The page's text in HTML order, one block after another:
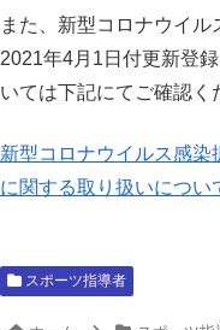
また、新型コロナウイル
2021年4月1日付更新登
いては下記にてご確認く
新型コロナウイルス感
に関する取り扱いについ
スポーツ指導者